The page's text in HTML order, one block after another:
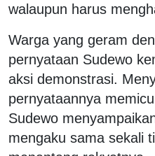
walaupun harus
Warga yang geram
pernyataan Sudewo
aksi demonstrasi.
pernyataannya
Sudewo
mengaku sama sekali